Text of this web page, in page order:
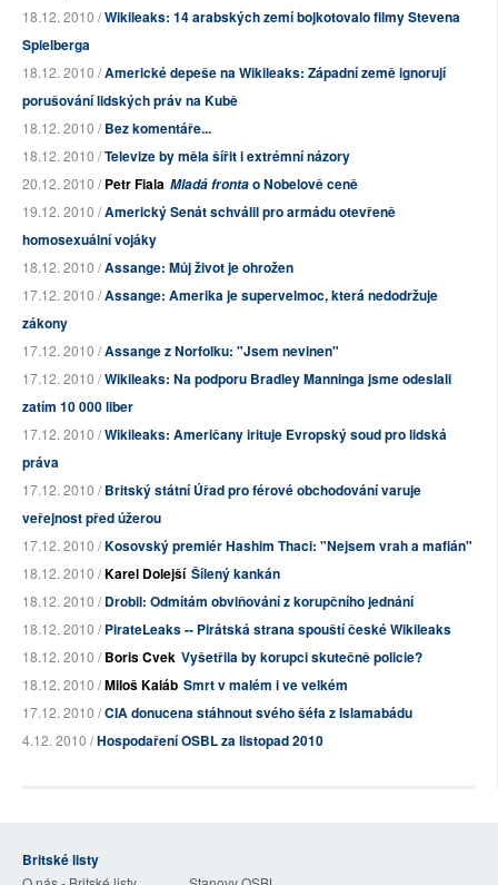
18.12. 2010 /Wikileaks: 14 arabských zemí bojkotovalo filmy Stevena
Spielberga
18.12. 2010 /Americké depeše na Wikileaks: Západní země ignorují
porušování lidských práv na Kubě
18.12. 2010 /Bez komentáře...
18.12. 2010 /Televize by měla šířit i extrémní názory
20.12. 2010 /Petr Fiala Mladá frontao Nobelově ceně
19.12. 2010 /Americký Senát schválil pro armádu otevřeně
homosexuální vojáky
18.12. 2010 /Assange: Můj život je ohrožen
17.12. 2010 /Assange: Amerika je supervelmoc, která nedodržuje
zákony
17.12. 2010 /Assange z Norfolku: "Jsem nevinen"
17.12. 2010 /Wikileaks: Na podporu Bradley Manninga jsme odeslali
zatím 10 000 liber
17.12. 2010 /Wikileaks: Američany irituje Evropský soud pro lidská
práva
17.12. 2010 /Britský státní Úřad pro férové obchodování varuje
veřejnost před úžerou
17.12. 2010 /Kosovský premiér Hashim Thaci: "Nejsem vrah a mafián"
18.12. 2010 /Karel Dolejší Šílený kankán
18.12. 2010 /Drobil: Odmítám obviňování z korupčního jednání
18.12. 2010 /PirateLeaks -- Pirátská strana spouští české Wikileaks
18.12. 2010 /Boris Cvek Vyšetřila by korupci skutečně policie?
18.12. 2010 /Miloš Kaláb Smrt v malém i ve velkém
17.12. 2010 /CIA donucena stáhnout svého šéfa z Islamabádu
4.12. 2010 /Hospodaření OSBL za listopad 2010
Britské listy